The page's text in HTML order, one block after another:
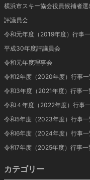
横浜市スキー協会役員候補者選
評議員会
令和元年度（2019年度）行事
平成30年度評議員会
令和元年度理事会
令和2年度（2020年度）行事
令和3年度（2021年度）行事一
令和４年度（2022年度）行事
令和5年度（2023年度）行事
令和6年度（2024年度）行事
令和7年度（2025年度）行事一
カテゴリー